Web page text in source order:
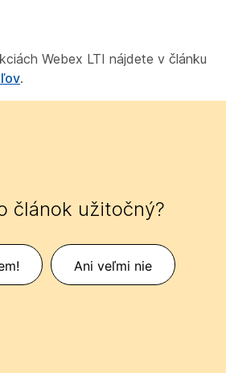
Webex LTI nájdete v článku
.
článok užitočný?
Ani veľmi nie